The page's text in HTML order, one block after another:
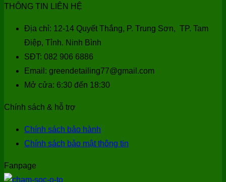
THÔNG TIN LIÊN HỆ
Địa chỉ: 12-14 Quyết Thắng, P. Trung Sơn, TP. Tam
Điệp, Tỉnh. Ninh Bình
SĐT: 082 906 6886
Email: greendetailing77@gmail.com
Mở cửa: 6:30 đến 18:30
Chính sách & hỗ trợ
Chính sách bảo hành
Chính sách bảo mật thông tin
Fanpage